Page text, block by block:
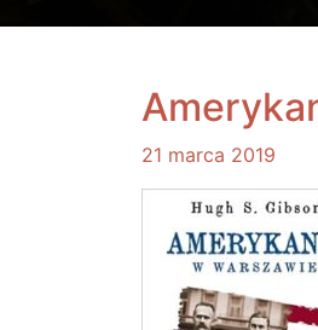
21 marca 2019